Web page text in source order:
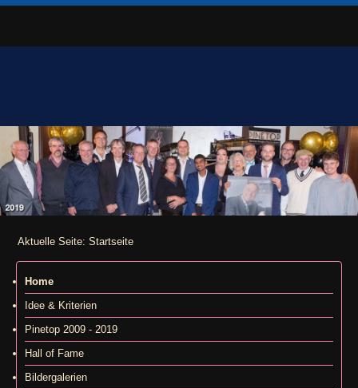
Aktuelle Seite: Startseite
Home
Idee & Kriterien
Pinetop 2009 - 2019
Hall of Fame
Bildergalerien